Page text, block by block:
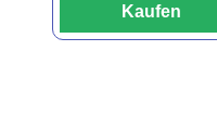
Kaufen